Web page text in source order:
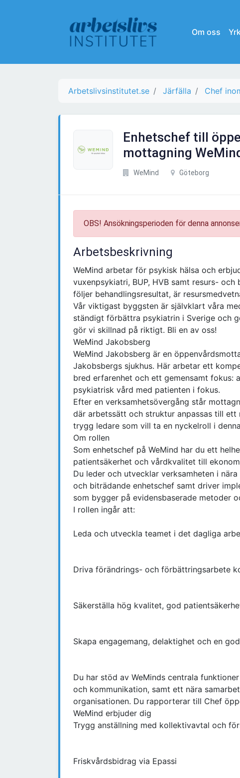
Om oss
Arbetslivsinstitutet.se Järfälla Chef
Enhetschef till
mottagning
WeMind Göteborg
OBS! Ansökningsperioden för denna
Arbetsbeskrivning
WeMind arbetar för psykisk hälsa och
vuxenpsykiatri, BUP, HVB samt resurs-
följer behandlingsresultat, är
Vår viktigast byggsten är självklart våra
ständigt förbättra psykiatrin i Sverige och
gör vi skillnad på riktigt. Bli en av oss!
WeMind Jakobsberg
WeMind Jakobsberg är en
Jakobsbergs sjukhus. Här arbetar ett
bred erfarenhet och ett gemensamt fokus:
psykiatrisk vård med patienten i fokus.
Efter en verksamhetsövergång står
där arbetssätt och struktur anpassas till
trygg ledare som vill ta en nyckelroll i
Om rollen
Som enhetschef på WeMind har du ett
patientsäkerhet och vårdkvalitet till
Du leder och utvecklar verksamheten i
och biträdande enhetschef samt driver
som bygger på evidensbaserade metoder
I rollen ingår att:
Leda och utveckla teamet i det dagliga
Driva förändrings- och förbättringsarbete
Säkerställa hög kvalitet, god
Skapa engagemang, delaktighet och en
Du har stöd av WeMinds centrala
och kommunikation, samt ett nära
organisationen. Du rapporterar till Chef
WeMind erbjuder dig
Trygg anställning med kollektivavtal och
Friskvårdsbidrag via Epassi